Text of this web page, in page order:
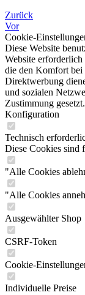
Zurück
Vor
Cookie-
Diese Website
Website erforderlich
die den Komfort bei
Direktwerbung
und sozialen
Zustimmung gesetzt.
Konfiguration
Technisch
Diese Cookies sind
"Alle Cookies
"Alle Cookies
Ausgewählter Shop
CSRF-Token
Cookie-
Individuelle Preise